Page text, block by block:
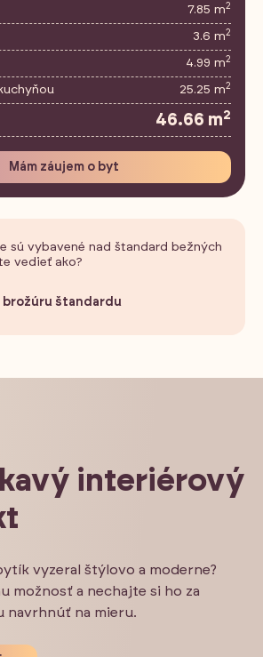
7.85 m2
3.6 m2
4.99 m2
25.25 m2
46.66 m2
Mám záujem o byt
sú vybavené nad štandard bežných
vedieť ako?
štandardu
interiérový
vyzeral štýlovo a moderne?
možnosť a nechajte si ho za
navrhnúť na mieru.